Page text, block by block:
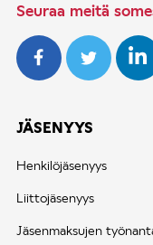
Seuraa meitä
JÄSENYYS
Henkilöjäsenyys
Liittojäsenyys
Jäsenmaksujen